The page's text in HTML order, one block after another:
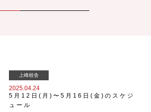
上峰校舎
2025.04.24
5月12日(月)〜5月16日(金)のスケジ
ュール